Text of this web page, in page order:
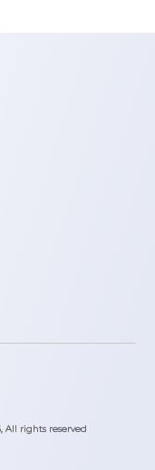
All rights reserved